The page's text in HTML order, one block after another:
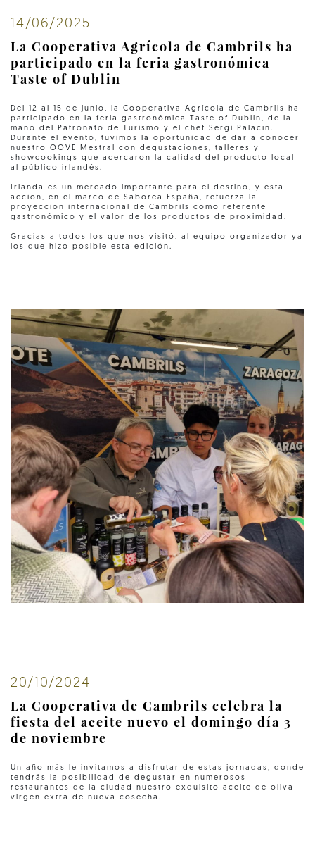
14/06/2025
La Cooperativa Agrícola de Cambrils ha
participado en la feria gastronómica
Taste of Dublin
Del 12 al 15 de junio, la Cooperativa Agrícola de Cambrils ha
participado en la feria gastronómica Taste of Dublin, de la
mano del Patronato de Turismo y el chef Sergi Palacín.
Durante el evento, tuvimos la oportunidad de dar a conocer
nuestro OOVE Mestral con degustaciones, talleres y
showcookings que acercaron la calidad del producto local
al público irlandés.
Irlanda es un mercado importante para el destino, y esta
acción, en el marco de Saborea España, refuerza la
proyección internacional de Cambrils como referente
gastronómico y el valor de los productos de proximidad.
Gracias a todos los que nos visitó, al equipo organizador ya
los que hizo posible esta edición.
20/10/2024
La Cooperativa de Cambrils celebra la
fiesta del aceite nuevo el domingo día 3
de noviembre
Un año más le invitamos a disfrutar de estas jornadas, donde
tendrás la posibilidad de degustar en numerosos
restaurantes de la ciudad nuestro exquisito aceite de oliva
virgen extra de nueva cosecha.